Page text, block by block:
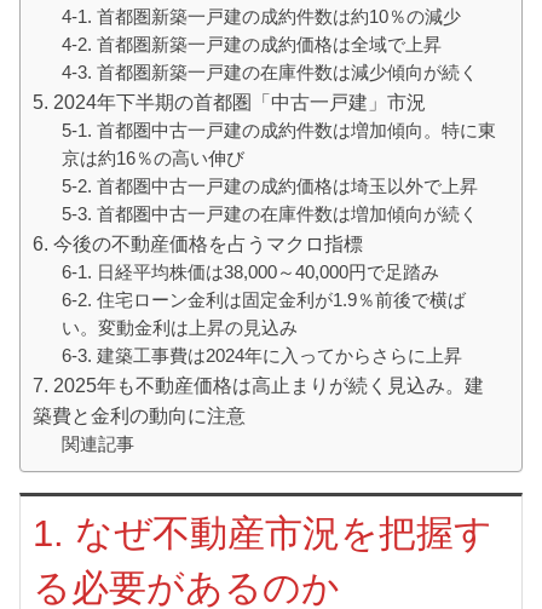
4-1. 首都圏新築一戸建の成約件数は約10％の減少
4-2. 首都圏新築一戸建の成約価格は全域で上昇
4-3. 首都圏新築一戸建の在庫件数は減少傾向が続く
5. 2024年下半期の首都圏「中古一戸建」市況
5-1. 首都圏中古一戸建の成約件数は増加傾向。特に東
京は約16％の高い伸び
5-2. 首都圏中古一戸建の成約価格は埼玉以外で上昇
5-3. 首都圏中古一戸建の在庫件数は増加傾向が続く
6. 今後の不動産価格を占うマクロ指標
6-1. 日経平均株価は38,000～40,000円で足踏み
6-2. 住宅ローン金利は固定金利が1.9％前後で横ば
い。変動金利は上昇の見込み
6-3. 建築工事費は2024年に入ってからさらに上昇
7. 2025年も不動産価格は高止まりが続く見込み。建
築費と金利の動向に注意
関連記事
1. なぜ不動産市況を把握す
る必要があるのか